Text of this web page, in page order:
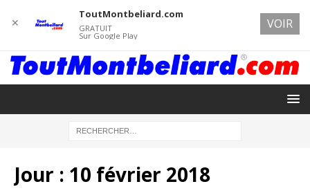
Jour : 10 février 2018
✕
ToutMontbeliard.com
GRATUIT
Sur Google Play
VOIR